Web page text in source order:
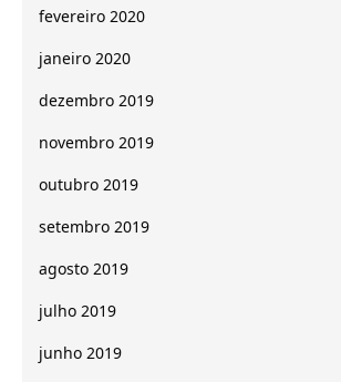
fevereiro 2020
janeiro 2020
dezembro 2019
novembro 2019
outubro 2019
setembro 2019
agosto 2019
julho 2019
junho 2019